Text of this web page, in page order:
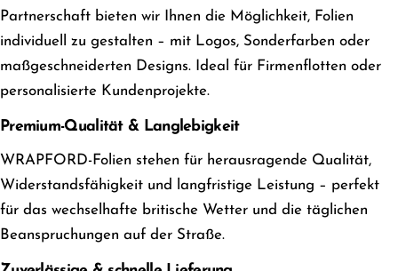
Partnerschaft bieten wir Ihnen die Möglichkeit, Folien
individuell zu gestalten – mit Logos, Sonderfarben oder
maßgeschneiderten Designs. Ideal für Firmenflotten oder
personalisierte Kundenprojekte.
Premium-Qualität & Langlebigkeit
WRAPFORD-Folien stehen für herausragende Qualität,
Widerstandsfähigkeit und langfristige Leistung – perfekt
für das wechselhafte britische Wetter und die täglichen
Beanspruchungen auf der Straße.